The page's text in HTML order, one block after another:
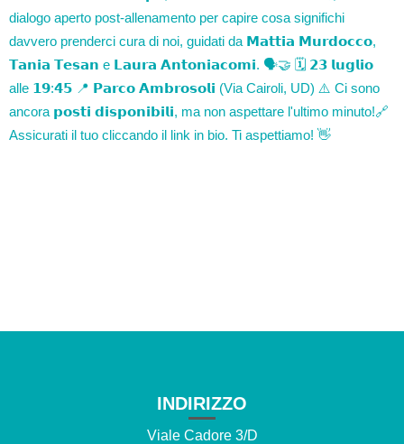
INDIRIZZO
Viale Cadore 3/D